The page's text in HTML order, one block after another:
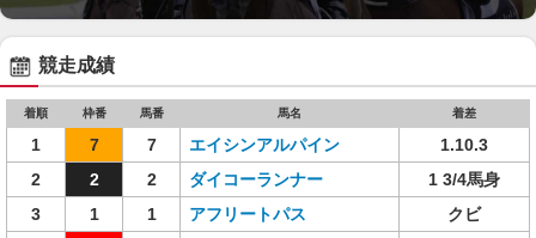
競走成績
着順 枠番 馬番 馬名 着差
1 7 7 エイシンアルパイン
1.10.3
2
2 2 ダイコーランナー
1 3/4馬身
3
1 1 アフリートパス
クビ